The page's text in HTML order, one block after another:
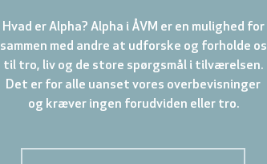
Hvad er Alpha? Alpha i ÅVM er en mulighed for
sammen med andre at udforske og forholde os
til tro, liv og de store spørgsmål i tilværelsen.
Det er for alle uanset vores overbevisninger
og kræver ingen forudviden eller tro.